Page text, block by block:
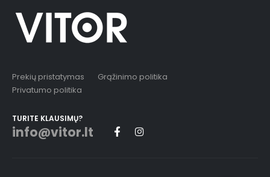
Prekių pristatymas
Grąžinimo politika
Privatumo politika
TURITE KLAUSIMŲ?
info@vitor.lt